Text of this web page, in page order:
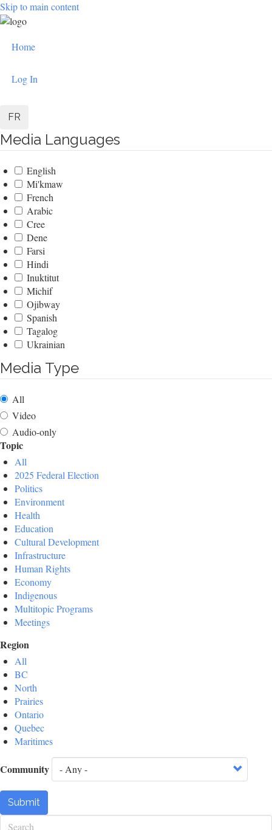
Skip to main content
User
menu
Home
Log In
FR
Media Languages
English
Mi'kmaw
French
Arabic
Cree
Dene
Farsi
Hindi
Inuktitut
Michif
Ojibway
Spanish
Tagalog
Ukrainian
Media Type
All
Video
Audio-only
Topic
All
2025 Federal Election
Politics
Environment
Health
Education
Cultural Development
Infrastructure
Human Rights
Economy
Indigenous
Multitopic Programs
Meetings
Region
All
BC
North
Prairies
Ontario
Quebec
Maritimes
Community
Submit
Search